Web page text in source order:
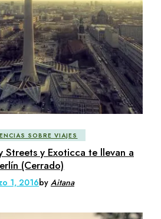
SOBRE VIAJES
Streets y Exoticca te llevan a
(Cerrado)
1, 2016by Aitana